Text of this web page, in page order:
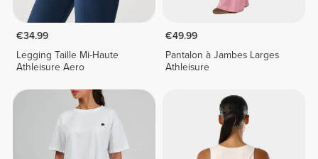
€34.99
Legging Taille Mi-Haute
Athleisure Aero
€49.99
Pantalon à Jambes Larges
Athleisure